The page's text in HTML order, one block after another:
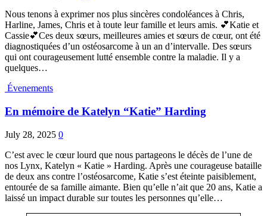
Nous tenons à exprimer nos plus sincères condoléances à Chris,
Harline, James, Chris et à toute leur famille et leurs amis. 💕Katie et
Cassie💕Ces deux sœurs, meilleures amies et sœurs de cœur, ont été
diagnostiquées d’un ostéosarcome à un an d’intervalle. Des sœurs
qui ont courageusement lutté ensemble contre la maladie. Il y a
quelques…
Évenements
En mémoire de Katelyn “Katie” Harding
July 28, 2025 0
C’est avec le cœur lourd que nous partageons le décès de l’une de
nos Lynx, Katelyn « Katie » Harding. Après une courageuse bataille
de deux ans contre l’ostéosarcome, Katie s’est éteinte paisiblement,
entourée de sa famille aimante. Bien qu’elle n’ait que 20 ans, Katie a
laissé un impact durable sur toutes les personnes qu’elle…